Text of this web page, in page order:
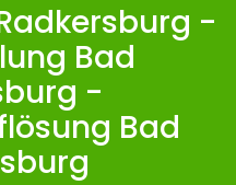
-
Bad
-
Bad